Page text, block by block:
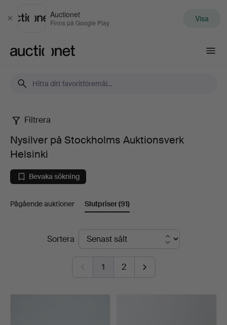
Stäng
Auctionet
Finns på Google Play Visa
Nysilver
på
Stockholms
Auktionsverk
Filtrera
Nysilver på Stockholms Auktionsverk
Helsinki
Bevaka sökning
Pågående auktioner Slutpriser(91)
SlutpriserSortera
1 2